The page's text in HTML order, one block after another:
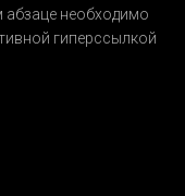
абзаце необходимо
гиперссылкой